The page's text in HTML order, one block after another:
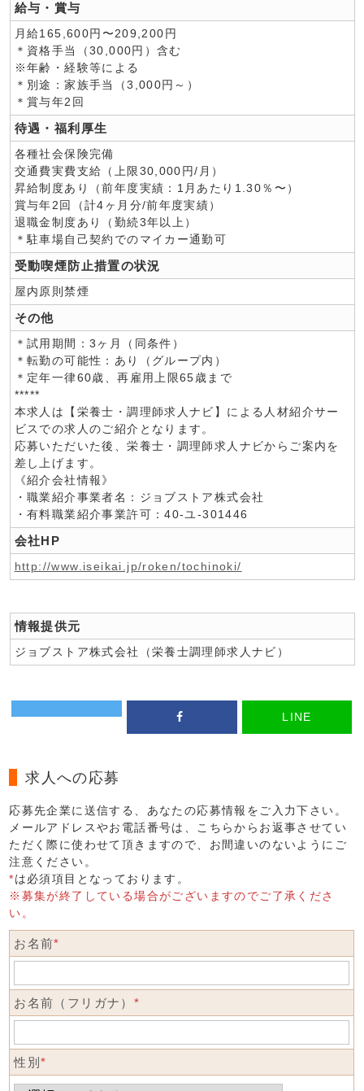
給与・賞与
月給165,600円〜209,200円
＊資格手当（30,000円）含む
※年齢・経験等による
＊別途：家族手当（3,000円～）
＊賞与年2回
待遇・福利厚生
各種社会保険完備
交通費実費支給（上限30,000円/月）
昇給制度あり（前年度実績：1月あたり1.30％〜）
賞与年2回（計4ヶ月分/前年度実績）
退職金制度あり（勤続3年以上）
＊駐車場自己契約でのマイカー通勤可
受動喫煙防止措置の状況
屋内原則禁煙
その他
＊試用期間：3ヶ月（同条件）
＊転勤の可能性：あり（グループ内）
＊定年一律60歳、再雇用上限65歳まで
*****
本求人は【栄養士・調理師求人ナビ】による人材紹介サー
ビスでの求人のご紹介となります。
応募いただいた後、栄養士・調理師求人ナビからご案内を
差し上げます。
《紹介会社情報》
・職業紹介事業者名：ジョブストア株式会社
・有料職業紹介事業許可：40-ユ-301446
会社HP
http://www.iseikai.jp/roken/tochinoki/
情報提供元
ジョブストア株式会社（栄養士調理師求人ナビ）
LINE
求人への応募
応募先企業に送信する、あなたの応募情報をご入力下さい。
メールアドレスやお電話番号は、こちらからお返事させてい
ただく際に使わせて頂きますので、お間違いのないようにご
注意ください。
*は必須項目となっております。
※募集が終了している場合がございますのでご了承くださ
い。
お名前*
お名前（フリガナ） *
性別*